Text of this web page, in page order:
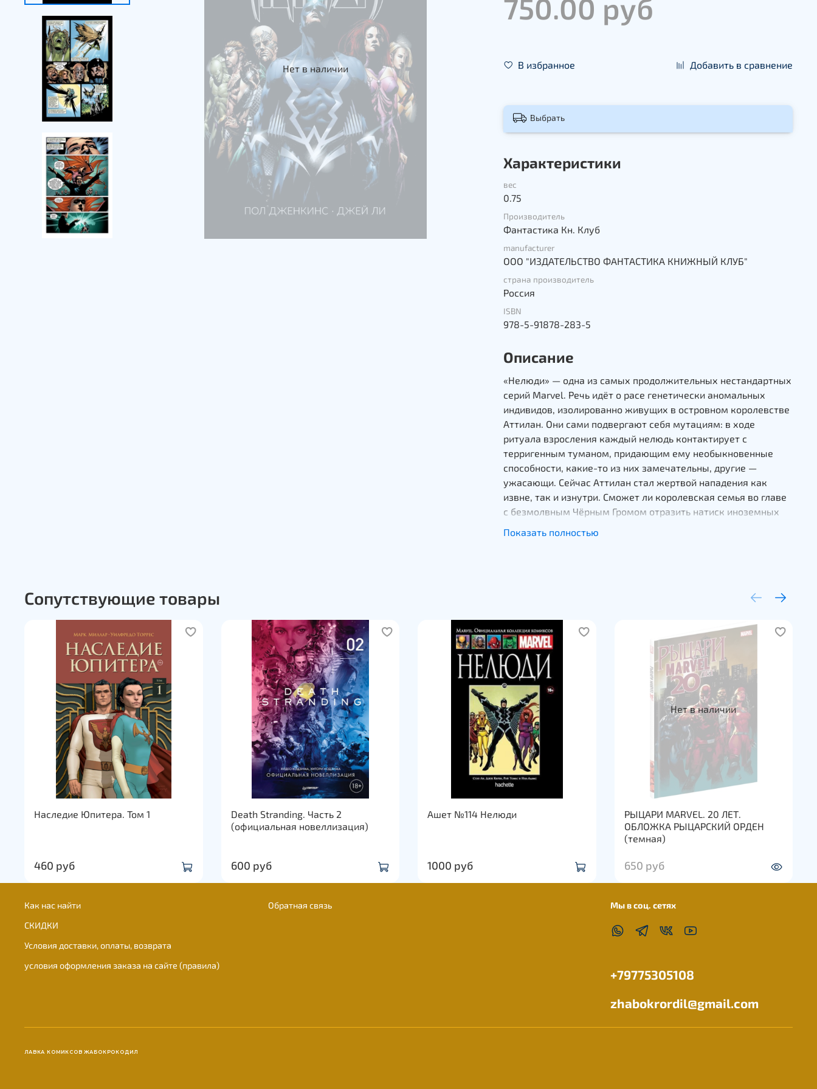
Нет в наличии
750.00 руб
В избранное Добавить в сравнение
Выбрать
Характеристики
вес
0.75
Производитель
Фантастика Кн. Клуб
manufacturer
ООО "ИЗДАТЕЛЬСТВО ФАНТАСТИКА КНИЖНЫЙ КЛУБ"
страна производитель
Россия
ISBN
978-5-91878-283-5
Описание
«Нелюди» — одна из самых продолжительных нестандартных
серий Marvel. Речь идёт о расе генетически аномальных
индивидов, изолированно живущих в островном королевстве
Аттилан. Они сами подвергают себя мутациям: в ходе
ритуала взросления каждый нелюдь контактирует с
терригенным туманом, придающим ему необыкновенные
способности, какие-то из них замечательны, другие —
ужасающи. Сейчас Аттилан стал жертвой нападения как
извне, так и изнутри. Сможет ли королевская семья во главе
с безмолвным Чёрным Громом отразить натиск иноземных
с внутренней угрозой в лице сумасшедшего брата Чёрного
классовую борьбу и вечные трудности взросления. Этот
самых популярных в серии «Рыцари Marvel».
Издание содержит выпуски «Нелюди» (1998) № 1–12.
Показать полностью
Сопутствующие товары
Наследие Юпитера. Том 1
460 руб
Death Stranding. Часть 2
(официальная новеллизация)
600 руб
Ашет №114 Нелюди
1000 руб
Нет в наличии
РЫЦАРИ MARVEL. 20 ЛЕТ.
ОБЛОЖКА РЫЦАРСКИЙ ОРДЕН
(темная)
650 руб
Как нас найти
СКИДКИ
Условия доставки, оплаты, возврата
условия оформления заказа на сайте (правила)
Обратная связь Мы в соц. сетях
+79775305108
zhabokrordil@gmail.com
ЛАВКА КОМИКСОВ ЖАБОКРОКОДИЛ